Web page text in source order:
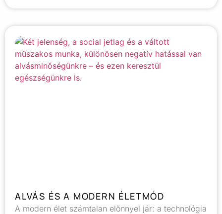
ALVÁS ÉS A MODERN ÉLETMÓD
A modern élet számtalan előnnyel jár: a technológia